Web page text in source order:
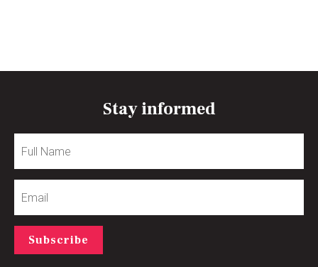
Stay informed
Name
Subscribe